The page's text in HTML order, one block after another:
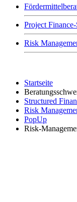
Project
Risk
Startseite
Structured
Risk
PopUp
Risk-